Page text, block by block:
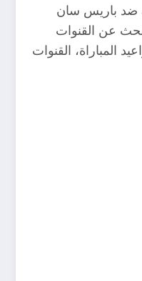
2025، حيث يلتقي برشلونة ضد باريس سان
عن القنوات
المباراة، القنوات